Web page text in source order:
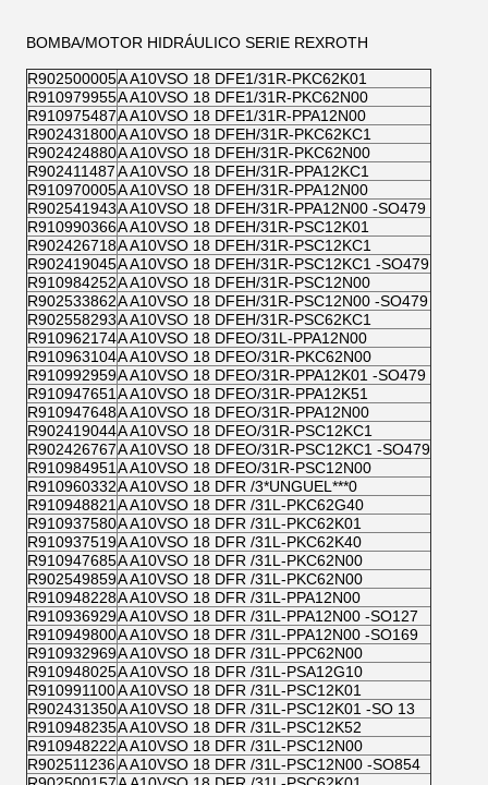
BOMBA/MOTOR HIDRÁULICO SERIE REXROTH
R902500005A A10VSO 18 DFE1/31R-PKC62K01
R910979955A A10VSO 18 DFE1/31R-PKC62N00
R910975487A A10VSO 18 DFE1/31R-PPA12N00
R902431800A A10VSO 18 DFEH/31R-PKC62KC1
R902424880A A10VSO 18 DFEH/31R-PKC62N00
R902411487A A10VSO 18 DFEH/31R-PPA12KC1
R910970005A A10VSO 18 DFEH/31R-PPA12N00
R902541943A A10VSO 18 DFEH/31R-PPA12N00 -SO479
R910990366A A10VSO 18 DFEH/31R-PSC12K01
R902426718A A10VSO 18 DFEH/31R-PSC12KC1
R902419045A A10VSO 18 DFEH/31R-PSC12KC1 -SO479
R910984252A A10VSO 18 DFEH/31R-PSC12N00
R902533862A A10VSO 18 DFEH/31R-PSC12N00 -SO479
R902558293A A10VSO 18 DFEH/31R-PSC62KC1
R910962174A A10VSO 18 DFEO/31L-PPA12N00
R910963104A A10VSO 18 DFEO/31R-PKC62N00
R910992959A A10VSO 18 DFEO/31R-PPA12K01 -SO479
R910947651 A A10VSO 18 DFEO/31R-PPA12K51
R910947648A A10VSO 18 DFEO/31R-PPA12N00
R902419044A A10VSO 18 DFEO/31R-PSC12KC1
R902426767A A10VSO 18 DFEO/31R-PSC12KC1 -SO479
R910984951 A A10VSO 18 DFEO/31R-PSC12N00
R910960332A A10VSO 18 DFR /3*UNGUEL***0
R910948821 A A10VSO 18 DFR /31L-PKC62G40
R910937580A A10VSO 18 DFR /31L-PKC62K01
R910937519A A10VSO 18 DFR /31L-PKC62K40
R910947685A A10VSO 18 DFR /31L-PKC62N00
R902549859A A10VSO 18 DFR /31L-PKC62N00
R910948228A A10VSO 18 DFR /31L-PPA12N00
R910936929A A10VSO 18 DFR /31L-PPA12N00 -SO127
R910949800A A10VSO 18 DFR /31L-PPA12N00 -SO169
R910932969A A10VSO 18 DFR /31L-PPC62N00
R910948025A A10VSO 18 DFR /31L-PSA12G10
R910991100A A10VSO 18 DFR /31L-PSC12K01
R902431350A A10VSO 18 DFR /31L-PSC12K01 -SO 13
R910948235A A10VSO 18 DFR /31L-PSC12K52
R910948222A A10VSO 18 DFR /31L-PSC12N00
R902511236A A10VSO 18 DFR /31L-PSC12N00 -SO854